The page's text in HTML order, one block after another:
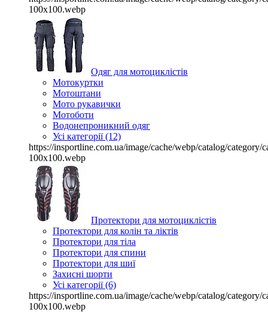
100x100.webp
Одяг для мотоциклістів
Мотокуртки
Мотоштани
Мото рукавички
Мотоботи
Водонепроникний одяг
Усі категорії (12)
https://insportline.com.ua/image/cache/webp/catalog/category/
100x100.webp
Протектори для мотоциклістів
Протектори для колін та ліктів
Протектори для тіла
Протектори для спини
Протектори для шиї
Захисні шорти
Усі категорії (6)
https://insportline.com.ua/image/cache/webp/catalog/category/
100x100.webp